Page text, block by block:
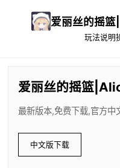
爱丽丝的摇
玩法说明
爱丽丝的摇篮
最新版本,免费下载,官方中
中文版下载